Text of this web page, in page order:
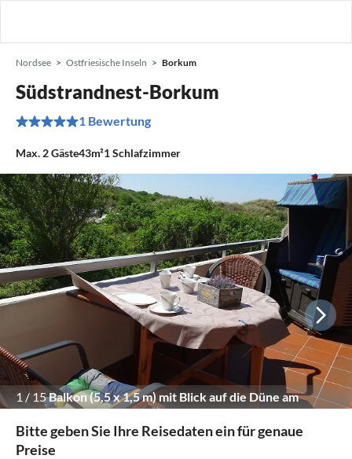
Nordsee Ostfriesische Inseln Borkum
Südstrandnest-Borkum
1 Bewertung
Max. 2Gäste43m²1Schlafzimmer
1 /15Balkon (5,5 x 1,5 m) mit Blick auf die Düne am
Bitte geben Sie Ihre Reisedaten ein für genaue
Preise